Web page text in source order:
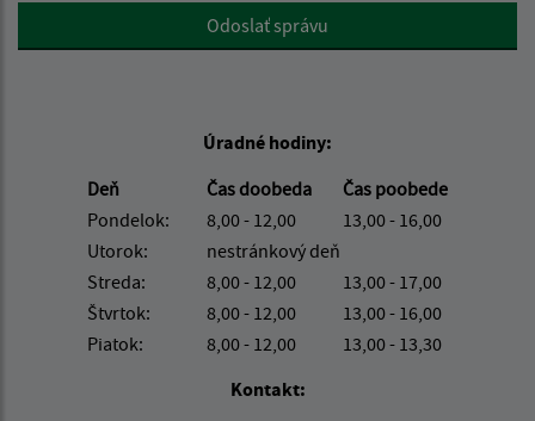
Google reCaptcha ResponseOdoslať správu
Úradné hodiny:
Deň
Čas doobeda
Čas poobede
Pondelok:
8,00 - 12,00
13,00 - 16,00
Utorok:
nestránkový deň
Streda:
8,00 - 12,00
13,00 - 17,00
Štvrtok:
8,00 - 12,00
13,00 - 16,00
Piatok:
8,00 - 12,00
13,00 - 13,30
Kontakt: